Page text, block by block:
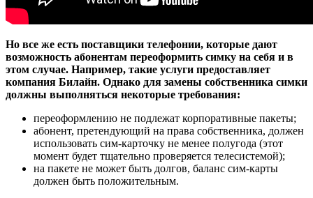
Но все же есть поставщики телефонии, которые дают
возможность абонентам переоформить симку на себя и в
этом случае. Например, такие услуги предоставляет
компания Билайн. Однако для замены собственника симки
должны выполняться некоторые требования:
переоформлению не подлежат корпоративные пакеты;
абонент, претендующий на права собственника, должен
использовать сим-карточку не менее полугода (этот
момент будет тщательно проверяется телесистемой);
на пакете не может быть долгов, баланс сим-карты
должен быть положительным.